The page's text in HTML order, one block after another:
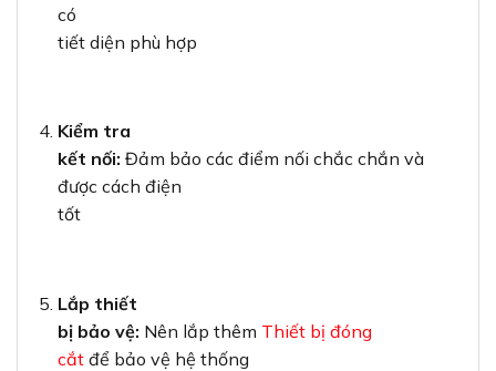
có
tiết diện phù hợp
Kiểm tra
kết nối: Đảm bảo các điểm nối chắc chắn và
được cách điện
tốt
Lắp thiết
bị bảo vệ: Nên lắp thêm Thiết bị đóng
cắtđể bảo vệ hệ thống